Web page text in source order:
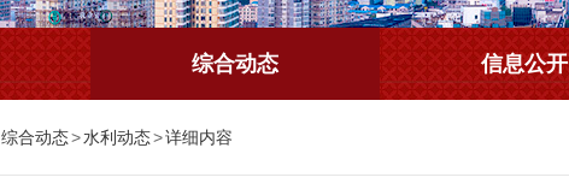
综合动态 信息公开
综合动态>水利动态>详细内容